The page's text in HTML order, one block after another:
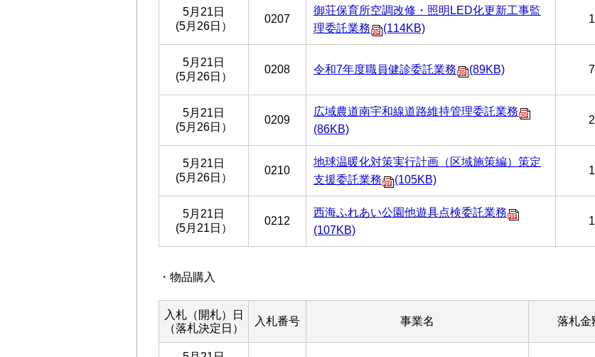
5月21日
(5月26日）
0207
御荘保育所空調改修・照明LED化更新工事監
理委託業務
(114KB)
5月21日
(5月26日）
0208 令和7年度職員健診委託業務 (89KB)
5月21日
(5月26日）
0209
広域農道南宇和線道路維持管理委託業務
(86KB)
5月21日
(5月26日）
0210
地球温暖化対策実行計画（区域施策編）策定
支援委託業務
(105KB)
5月21日
(5月21日）
0212
西海ふれあい公園他遊具点検委託業務
(107KB)
・物品購入
入札（開札）日
（落札決定日）
入札番号 事業名 落札金